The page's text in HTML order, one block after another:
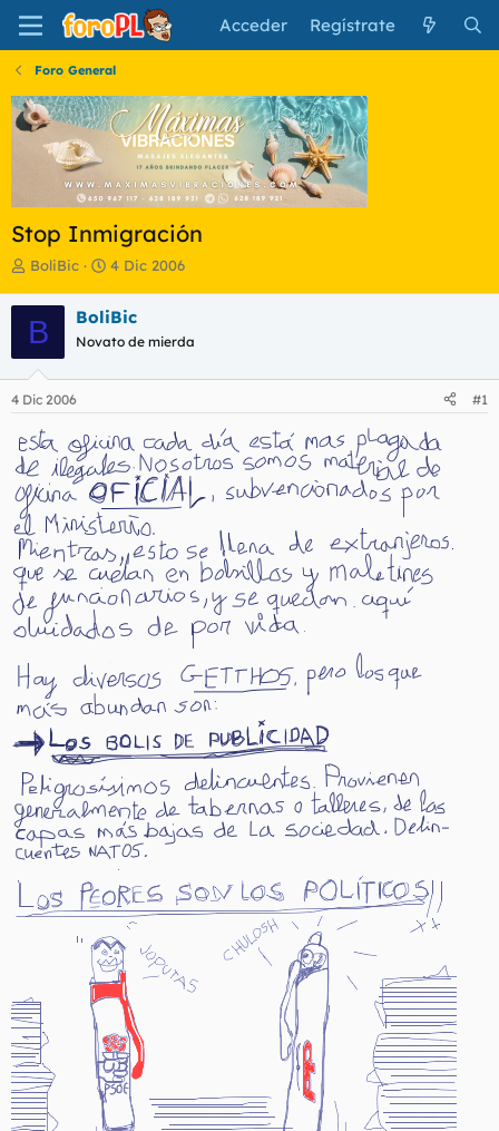
Acceder Regístrate
Foro General
Stop Inmigración
I
i
c
i
a
d
o
d
e
l
t
e
m
a
BoliBic
F
h
a
e
i
c
i
o
4 Dic 2006
B BoliBic
Novato de mierda
4 Dic 2006 #1